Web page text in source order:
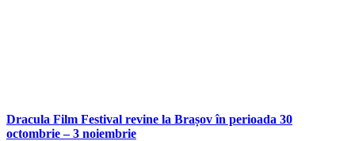
Dracula Film Festival revine la Brașov în perioada 30
octombrie – 3 noiembrie